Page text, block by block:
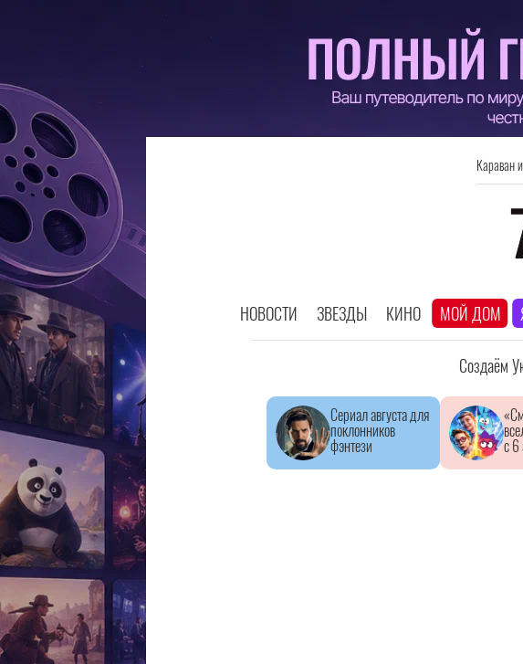
Караван
НОВОСТИ ЗВЕЗДЫ КИНО МОЙ ДОМ
Создаём
Сериал августа для
поклонников
фэнтези с 6